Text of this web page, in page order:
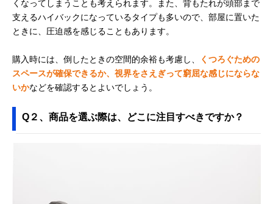
くなってしまうことも考えられます。また、背もたれが頭部まで
支えるハイバックになっているタイプも多いので、部屋に置いた
ときに、圧迫感を感じることもあります。
購入時には、倒したときの空間的余裕も考慮し、
くつろぐための
スペースが確保できるか、視界をさえぎって窮屈な感じにならな
いかなどを確認するとよいでしょう。
Q２、商品を選ぶ際は、どこに注目すべきですか？